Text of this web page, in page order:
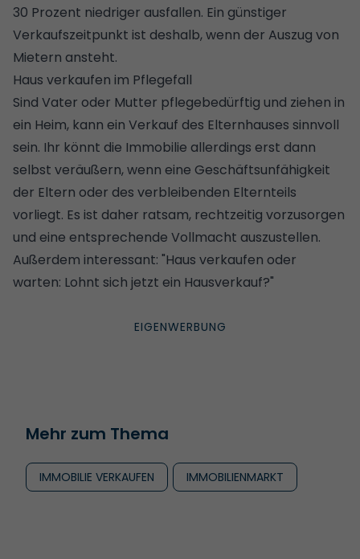
30 Prozent niedriger ausfallen. Ein günstiger
Verkaufszeitpunkt ist deshalb, wenn der Auszug von
Mietern ansteht.
Haus verkaufen im Pflegefall
Sind Vater oder Mutter pflegebedürftig und ziehen in
ein Heim, kann ein Verkauf des Elternhauses sinnvoll
sein. Ihr könnt die Immobilie allerdings erst dann
selbst veräußern, wenn eine Geschäftsunfähigkeit
der Eltern oder des verbleibenden Elternteils
vorliegt. Es ist daher ratsam, rechtzeitig vorzusorgen
und eine entsprechende Vollmacht auszustellen.
Außerdem interessant: "Haus verkaufen oder
warten: Lohnt sich jetzt ein Hausverkauf?"
Mehr zum Thema
IMMOBILIE VERKAUFEN IMMOBILIENMARKT